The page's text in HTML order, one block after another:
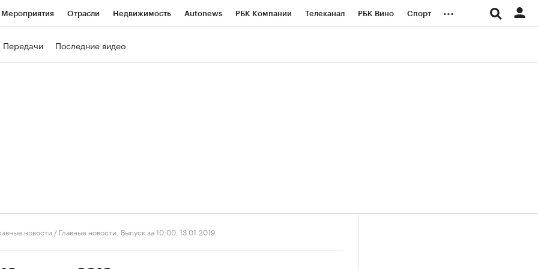
Мероприятия Отрасли Недвижимость Autonews РБК Компании Телеканал РБК Вино Спорт ...
Передачи Последние видео
новости / Главные новости. Выпуск за 10:00, 13.01.2019